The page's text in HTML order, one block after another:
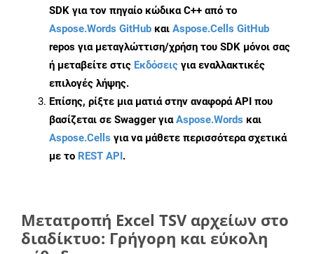
SDK για τον πηγαίο κώδικα C++ από το
Aspose.Words GitHub και Aspose.Cells GitHub
repos για μεταγλώττιση/χρήση του SDK μόνοι σας
ή μεταβείτε στις Εκδόσεις για εναλλακτικές
επιλογές λήψης.
Επίσης, ρίξτε μια ματιά στην αναφορά API που
βασίζεται σε Swagger γιαAspose.Words και
Aspose.Cells για να μάθετε περισσότερα σχετικά
με το REST API.
Μετατροπή Excel TSV αρχείων στο
διαδίκτυο: Γρήγορη και εύκολη